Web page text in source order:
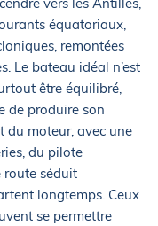
vers les Antilles,
équatoriaux,
remontées
Le bateau idéal n’est
être équilibré,
de produire son
du moteur, avec une
du pilote
route séduit
longtemps. Ceux
se permettre